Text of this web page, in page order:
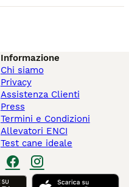
Informazione
Chi siamo
Privacy
Assistenza Clienti
Press
Termini e Condizioni
Allevatori ENCI
Test cane ideale